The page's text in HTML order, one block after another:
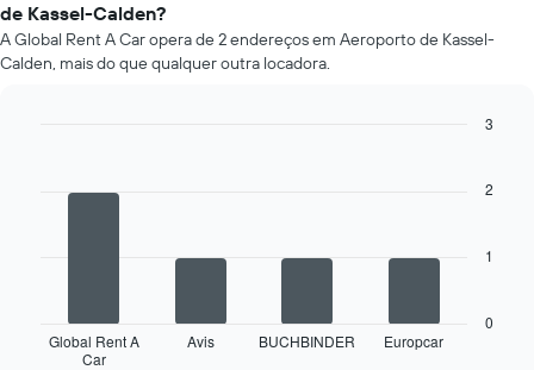
de Kassel-Calden?
A Global Rent A Car opera de 2 endereços em Aeroporto de Kassel-
Calden, mais do que qualquer outra locadora.
seguir
Global Rent A
Car
Avis BUCHBINDER Europcar
0
1
2
3